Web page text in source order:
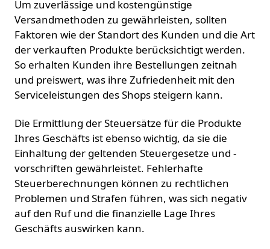
Um zuverlässige und kostengünstige
Versandmethoden zu gewährleisten, sollten
Faktoren wie der Standort des Kunden und die Art
der verkauften Produkte berücksichtigt werden.
So erhalten Kunden ihre Bestellungen zeitnah
und preiswert, was ihre Zufriedenheit mit den
Serviceleistungen des Shops steigern kann.
Die Ermittlung der Steuersätze für die Produkte
Ihres Geschäfts ist ebenso wichtig, da sie die
Einhaltung der geltenden Steuergesetze und -
vorschriften gewährleistet. Fehlerhafte
Steuerberechnungen können zu rechtlichen
Problemen und Strafen führen, was sich negativ
auf den Ruf und die finanzielle Lage Ihres
Geschäfts auswirken kann.